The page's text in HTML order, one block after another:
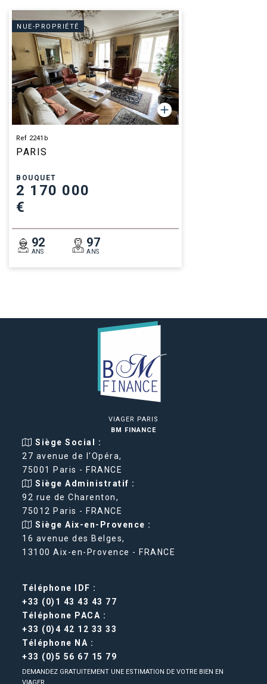
NUE-PROPRIÉTÉ
Ref 2241b
PARIS
BOUQUET
2 170 000
€
92
ANS
97
ANS
VIAGER PARIS
BM FINANCE
Siège Social :
27 avenue de l'Opéra,
75001 Paris - FRANCE
Siège Administratif :
92 rue de Charenton,
75012 Paris - FRANCE
Siège Aix-en-Provence :
16 avenue des Belges,
13100 Aix-en-Provence - FRANCE
Téléphone IDF :
+33 (0)1 43 43 43 77
Téléphone PACA :
+33 (0)4 42 12 33 33
Téléphone NA :
+33 (0)5 56 67 15 79
DEMANDEZ GRATUITEMENT UNE ESTIMATION DE VOTRE BIEN EN